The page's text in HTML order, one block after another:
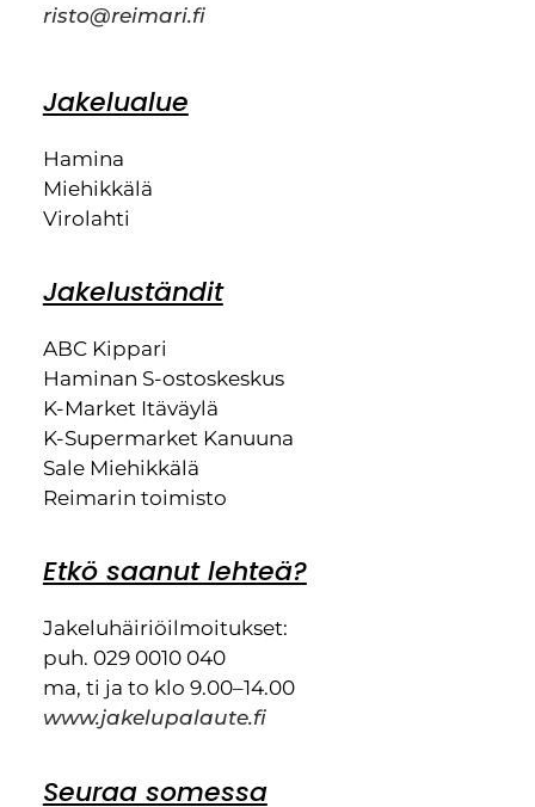
risto@reimari.fi
Jakelualue
Hamina
Miehikkälä
Virolahti
Jakeluständit
ABC Kippari
Haminan S-ostoskeskus
K-Market Itäväylä
K-Supermarket Kanuuna
Sale Miehikkälä
Reimarin toimisto
Etkö saanut lehteä?
Jakeluhäiriöilmoitukset:
puh. 029 0010 040
ma, ti ja to klo 9.00–14.00
www.jakelupalaute.fi
Seuraa somessa